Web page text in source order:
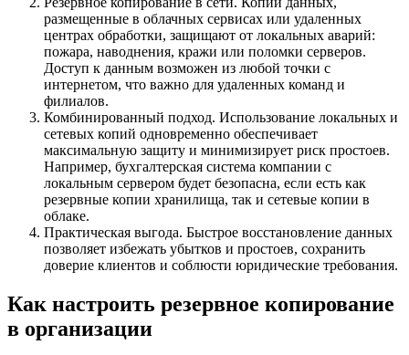
размещенные в облачных сервисах или удаленных
центрах обработки, защищают от локальных аварий:
пожара, наводнения, кражи или поломки серверов.
Доступ к данным возможен из любой точки с
интернетом, что важно для удаленных команд и
филиалов.
Комбинированный подход. Использование локальных и
сетевых копий одновременно обеспечивает
максимальную защиту и минимизирует риск простоев.
Например, бухгалтерская система компании с
локальным сервером будет безопасна, если есть как
резервные копии хранилища, так и сетевые копии в
облаке.
Практическая выгода. Быстрое восстановление данных
позволяет избежать убытков и простоев, сохранить
доверие клиентов и соблюсти юридические требования.
Как настроить резервное копирование
в организации